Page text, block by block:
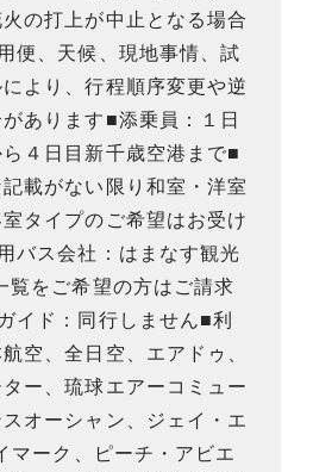
の打上が中止となる場合
便、天候、現地事情、試
より、行程順序変更や逆
あります■添乗員：１日
４日目新千歳空港まで■
載がない限り和室・洋室
タイプのご希望はお受け
バス会社：はまなす観光
覧をご希望の方はご請求
イド：同行しません■利
空、全日空、エアドゥ、
ー、琉球エアーコミュー
オーシャン、ジェイ・エ
マーク、ピーチ・アビエ